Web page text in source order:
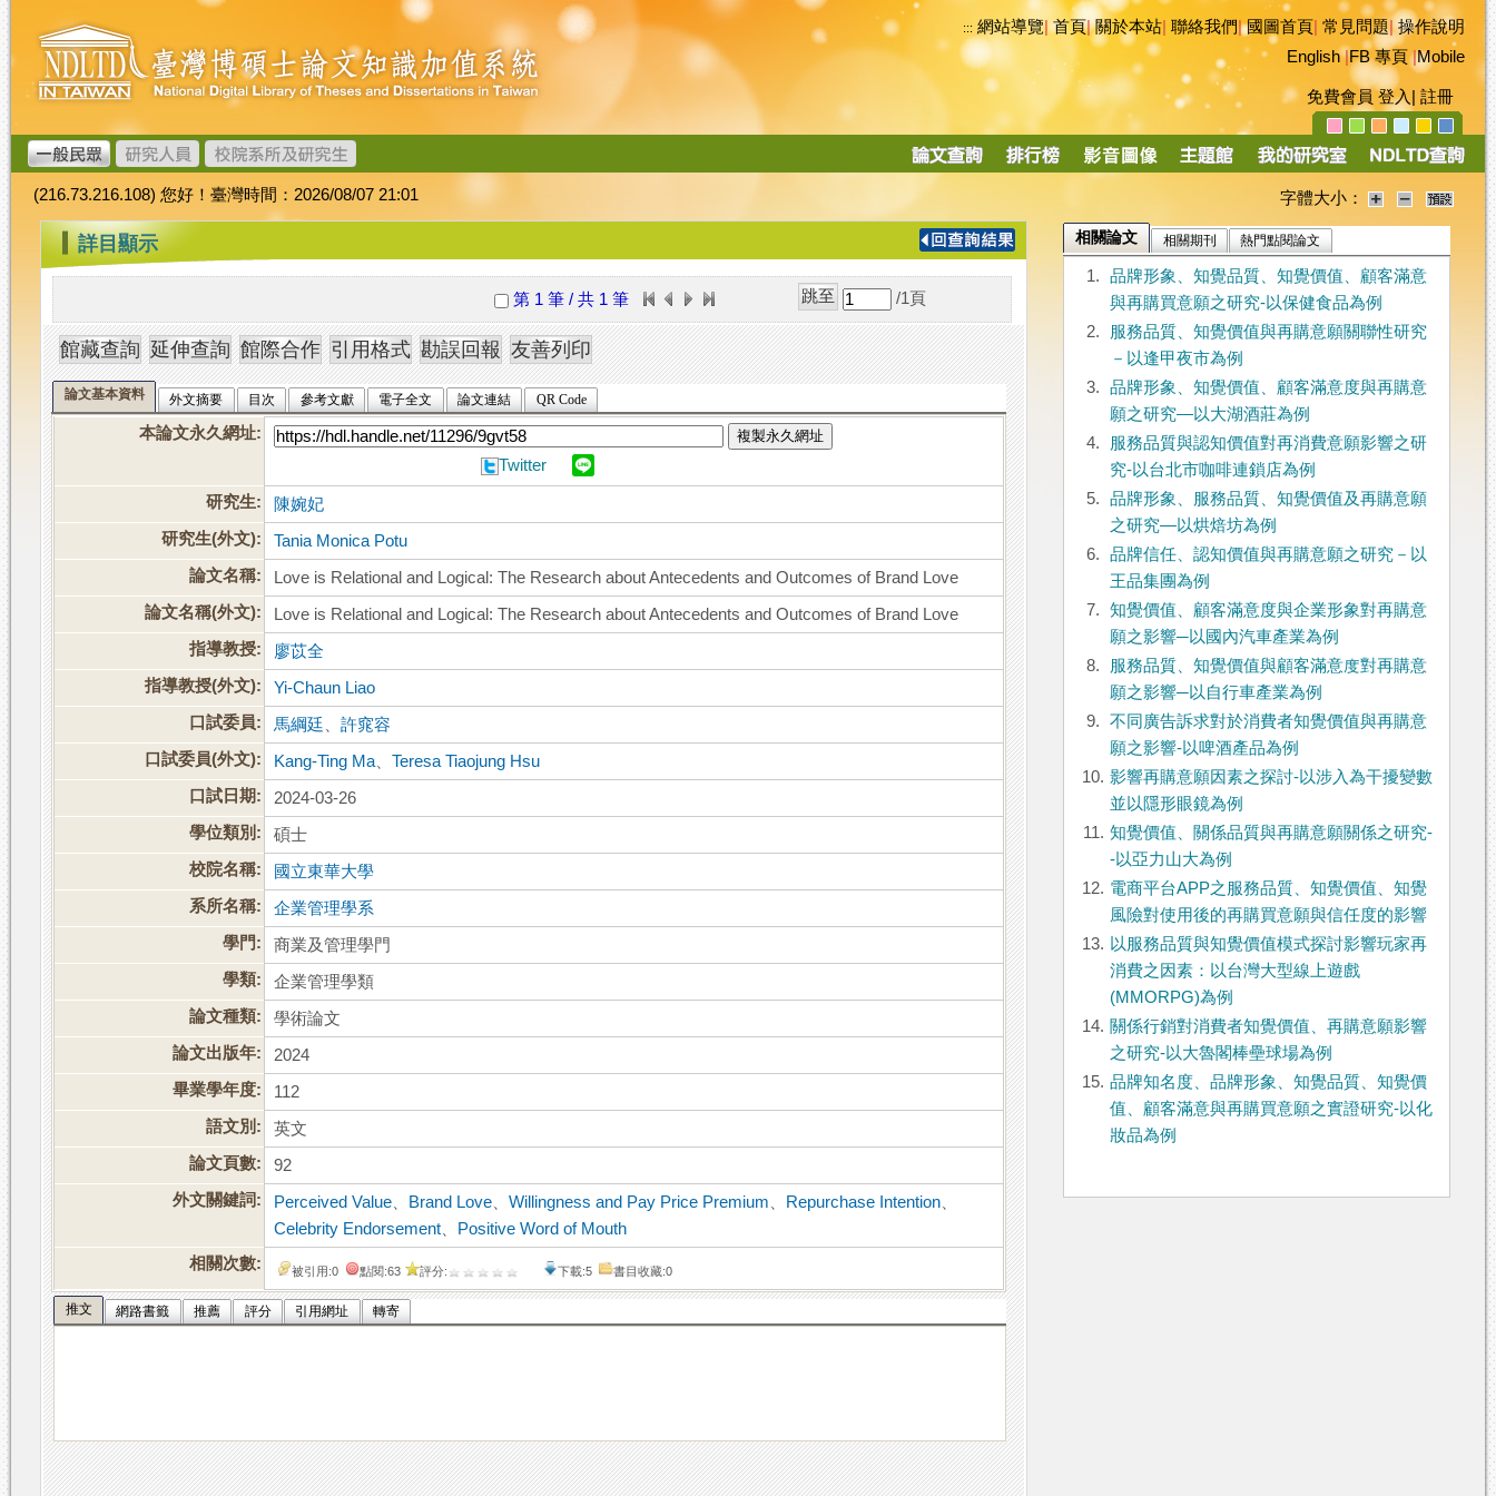
跳
到
主
要
內
容
臺
灣
博
碩
士
論
文
加
值
系
統
::: 網站導覽|首頁|關於本站 聯絡我們|國圖首頁 常見問題|操作說明
English|FB 專頁|Mobile
免費會員 登入 註冊
導
(216.73.216.108) 您好！臺灣時間：2026/08/07 21:01 字體大小：
::: 詳目顯示
第 1 筆 / 共 1 筆 /1 頁
論文基本資料 外文摘要 目次 參考文獻 電子全文 論文連結 QR Code
本論文永久網址: 複製永久網址
Twitter
研究生:
陳婉妃
研究生(外文):
Tania Monica Potu
論文名稱:
Love is Relational and Logical: The Research about Antecedents and Outcomes of Brand Love
論文名稱(外文):
Love is Relational and Logical: The Research about Antecedents and Outcomes of Brand Love
指導教授:
廖苡全
指導教授(外文):
Yi-Chaun Liao
口試委員:
馬綱廷 、許窕容
口試委員(外文):
Kang-Ting Ma 、Teresa Tiaojung Hsu
口試日期:
2024-03-26
學位類別:
碩士
校院名稱:
國立東華大學
系所名稱:
企業管理學系
學門:
商業及管理學門
學類:
企業管理學類
論文種類:
學術論文
論文出版年:
2024
畢業學年度:
112
語文別:
英文
論文頁數:
92
外文關鍵詞:
Perceived Value Brand Love 、Willingness and Pay Price Premium Repurchase Intention
Celebrity Endorsement
Positive Word of Mouth
相關次數:
被引用:0 點閱:63 評分: 下載:5 書目收藏:0
推文 網路書籤 推薦 評分 引用網址 轉寄
相關論文 相關期刊 熱門點閱論文
1.
品牌形象、知覺品質、知覺價值、顧客滿意
與再購買意願之研究-以保健食品為例
2.
服務品質、知覺價值與再購意願關聯性研究
－以逢甲夜市為例
3.
品牌形象、知覺價值、顧客滿意度與再購意
願之研究—以大湖酒莊為例
4.
服務品質與認知價值對再消費意願影響之研
究-以台北市咖啡連鎖店為例
5.
品牌形象、服務品質、知覺價值及再購意願
之研究―以烘焙坊為例
6.
品牌信任、認知價值與再購意願之研究－以
王品集團為例
7.
知覺價值、顧客滿意度與企業形象對再購意
願之影響─以國內汽車產業為例
8.
服務品質、知覺價值與顧客滿意度對再購意
願之影響─以自行車產業為例
9.
不同廣告訴求對於消費者知覺價值與再購意
願之影響-以啤酒產品為例
10. 影響再購意願因素之探討-以涉入為干擾變數
並以隱形眼鏡為例
11. 知覺價值、關係品質與再購意願關係之研究-
-以亞力山大為例
12. 電商平台APP之服務品質、知覺價值、知覺
風險對使用後的再購買意願與信任度的影響
13. 以服務品質與知覺價值模式探討影響玩家再
消費之因素：以台灣大型線上遊戲
(MMORPG)為例
14. 關係行銷對消費者知覺價值、再購意願影響
之研究-以大魯閣棒壘球場為例
15. 品牌知名度、品牌形象、知覺品質、知覺價
值、顧客滿意與再購買意願之實證研究-以化
妝品為例